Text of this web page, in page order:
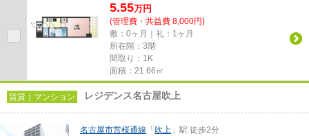
5.55万円
(管理費・共益費 8,000円)
敷：0ヶ月｜礼：1ヶ月
所在階：3階
間取り：1K
面積：21.66㎡
賃貸｜マンション レジデンス名古屋吹上
名古屋市営桜通線 「 吹上 」駅 徒歩2分